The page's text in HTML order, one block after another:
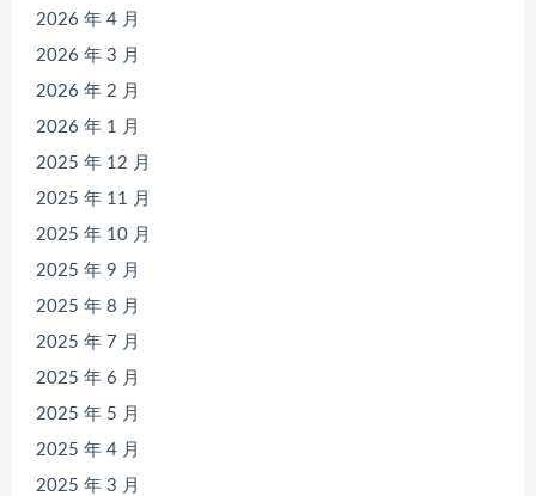
2026 年 4 月
2026 年 3 月
2026 年 2 月
2026 年 1 月
2025 年 12 月
2025 年 11 月
2025 年 10 月
2025 年 9 月
2025 年 8 月
2025 年 7 月
2025 年 6 月
2025 年 5 月
2025 年 4 月
2025 年 3 月